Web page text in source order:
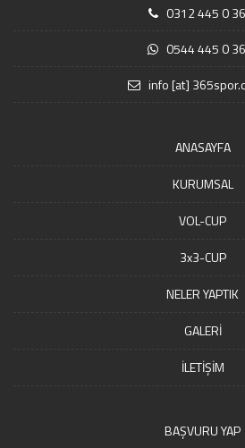
0312 445 0
0544 445 0
info [at]
ANASAYFA
KURUMSAL
VOL-CUP
3x3-CUP
NELER YAPTIK
GALERİ
İLETİŞİM
BAŞVURU YAP